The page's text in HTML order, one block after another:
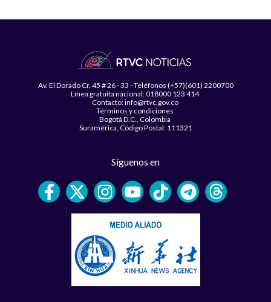
Av. El Dorado Cr. 45 # 26 - 33 - Teléfonos (+57)(601) 2200700
Línea gratuita nacional: 018000 123 414
Contacto: info@rtvc.gov.co
Términos y condiciones
Bogotá D.C., Colombia
Suramérica, Código Postal: 111321
Síguenos en